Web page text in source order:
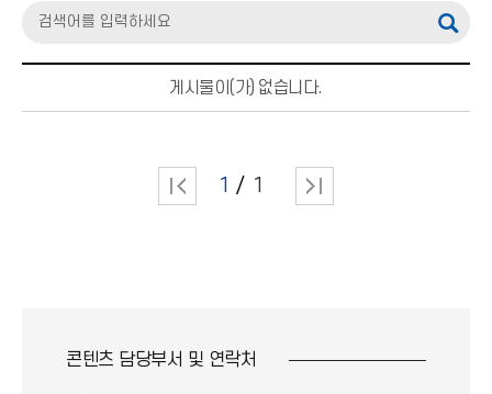
게시물이(가) 없습니다.
1 1
콘텐츠 담당부서 및 연락처